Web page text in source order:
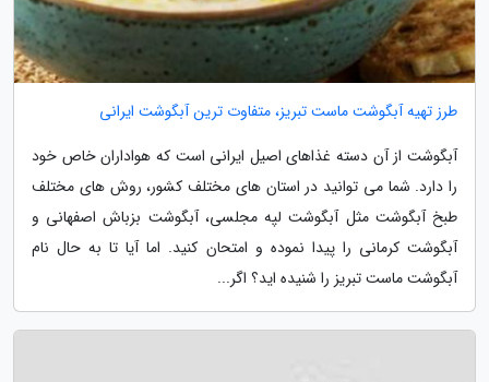
طرز تهیه آبگوشت ماست تبریز، متفاوت ترین آبگوشت ایرانی
آبگوشت از آن دسته غذاهای اصیل ایرانی است که هواداران خاص خود
را دارد. شما می توانید در استان های مختلف کشور، روش های مختلف
طبخ آبگوشت مثل آبگوشت لپه مجلسی، آبگوشت بزباش اصفهانی و
آبگوشت کرمانی را پیدا نموده و امتحان کنید. اما آیا تا به حال نام
آبگوشت ماست تبریز را شنیده اید؟ اگر...